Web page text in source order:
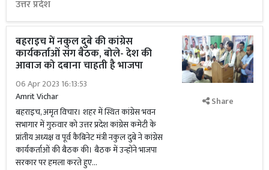
उत्तर प्रदेश
बहराइच में नकुल दुबे की कांग्रेस
कार्यकर्ताओं संग बैठक, बोले- देश की
आवाज को दबाना चाहती है भाजपा
06 Apr 2023 16:13:53
Amrit Vichar
बहराइच, अमृत विचार। शहर में स्थित कांग्रेस भवन
सभागार में गुरुवार को उत्तर प्रदेश कांग्रेस कमेटी के
प्रांतीय अध्यक्ष व पूर्व कैबिनेट मंत्री नकुल दुबे ने कांग्रेस
कार्यकर्ताओं की बैठक की। बैठक में उन्होंने भाजपा
सरकार पर हमला करते हुए...
Share